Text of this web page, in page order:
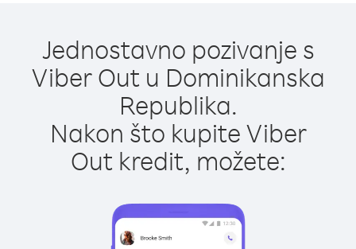
Jednostavno pozivanje s
Viber Out u Dominikanska
Republika.
Nakon što kupite Viber
Out kredit, možete: